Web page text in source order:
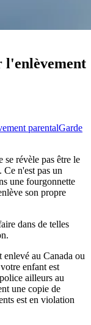
l'enlèvement
parentalGarde
se révèle pas être le
Ce n'est pas un
une fourgonnette
son propre
dans de telles
au Canada ou
enfant est
ailleurs au
une copie de
est en violation